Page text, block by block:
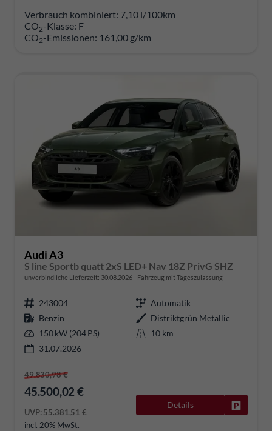
Verbrauch kombiniert: 7,10 l/100km
CO2-Klasse: F
CO2-Emissionen: 161,00 g/km
Audi A3
S line Sportb quatt 2xS LED+ Nav 18Z PrivG SHZ
unverbindliche Lieferzeit: 30.08.2026 Fahrzeug mit Tageszulassung
243004
Automatik
Benzin
Distriktgrün Metallic
150 kW (204 PS)
10 km
31.07.2026
49.830,98 €
45.500,02 €
UVP:55.381,51 €
incl. 20% MwSt.
Details